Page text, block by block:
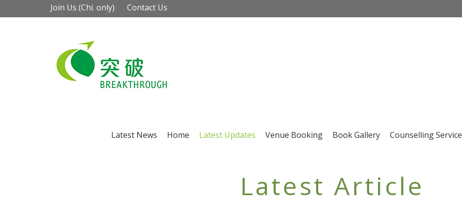
Join Us (Chi. only) Contact Us
Latest News Home Latest Updates Venue Booking Book Gallery Counselling Service
Latest Article